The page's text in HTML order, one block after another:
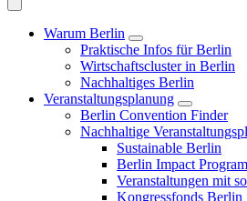
Warum Berlin
Praktische Infos für Berlin
Wirtschaftscluster in Berlin
Nachhaltiges Berlin
Veranstaltungsplanung
Berlin Convention Finder
Nachhaltige
Sustainable Berlin
Berlin Impact
Veranstaltungen mit
Kongressfonds Berlin